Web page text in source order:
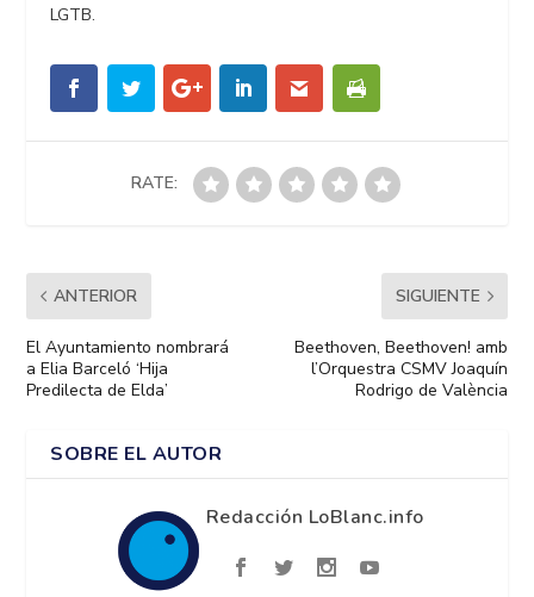
LGTB.
RATE:
ANTERIOR
El Ayuntamiento nombrará
a Elia Barceló ‘Hija
Predilecta de Elda’
SIGUIENTE
Beethoven, Beethoven! amb
l’Orquestra CSMV Joaquín
Rodrigo de València
SOBRE EL AUTOR
Redacción LoBlanc.info